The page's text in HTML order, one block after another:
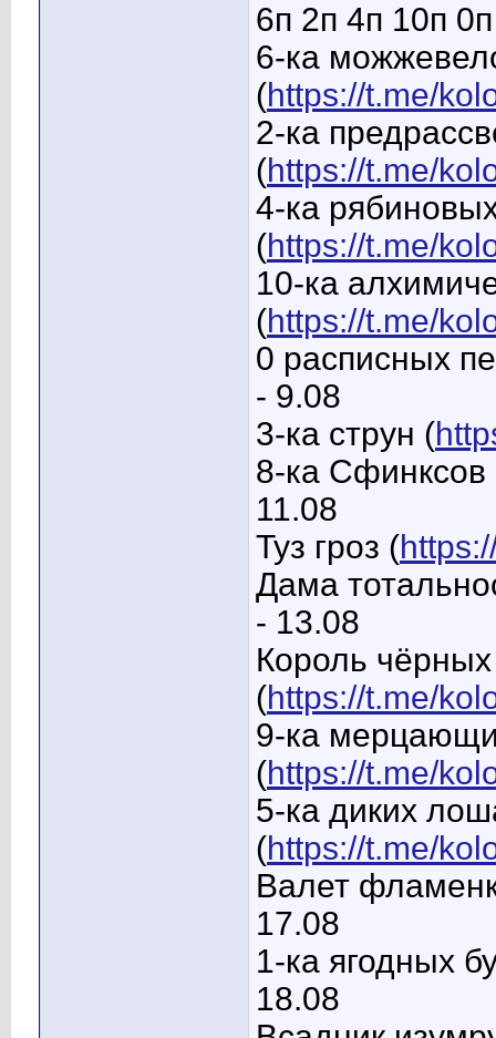
6п 2п 4п 10п
6-ка
(https://t.me/
2-ка
(https://t.me/
4-ка
(https://t.me/
10-ка
(https://t.me/
0 расписных
- 9.08
3-ка струн (
8-ка Сфинксов
11.08
Туз гроз (
Дама
- 13.08
Король
(https://t.me/
9-ка
(https://t.me/
5-ка диких
(https://t.me/
Валет
17.08
1-ка ягодных
18.08